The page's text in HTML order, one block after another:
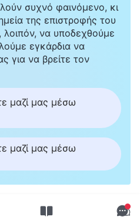
συχνό φαινόμενο, κι
της επιστροφής του
να υποδεχθούμε
εγκάρδια να
για να βρείτε τον
μαζί μας μέσω
μαζί μας μέσω